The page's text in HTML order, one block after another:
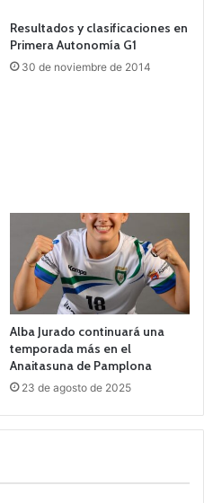
Resultados y clasificaciones en
Primera Autonomía G1
30 de noviembre de 2014
Alba Jurado continuará una
temporada más en el
Anaitasuna de Pamplona
23 de agosto de 2025